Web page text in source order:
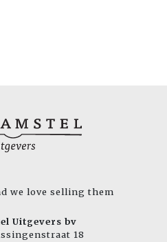
we love selling them
Uitgevers bv
18